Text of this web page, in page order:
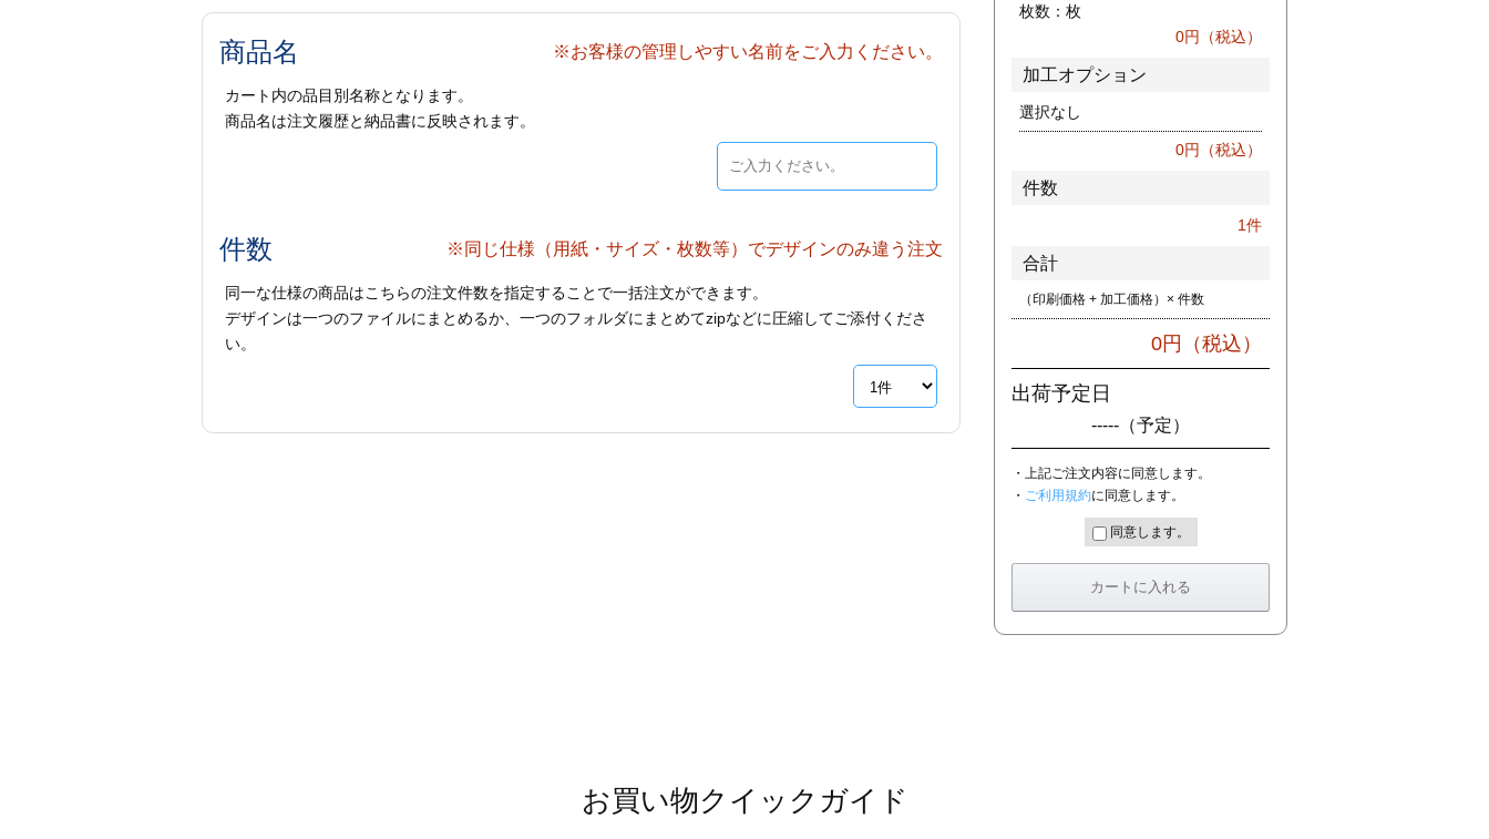
商品名 ※お客様の管理しやすい名前をご入力ください。
カート内の品目別名称となります。
商品名は注文履歴と納品書に反映されます。
件数 ※同じ仕様（用紙・サイズ・枚数等）でデザインのみ違う注文
同一な仕様の商品はこちらの注文件数を指定することで一括注文ができます。
デザインは一つのファイルにまとめるか、一つのフォルダにまとめてzipなどに圧縮してご添付くださ
い。
枚数： 枚
0円（税込）
加工オプション
選択なし
0円（税込）
件数
1件
合計
（印刷価格 + 加工価格）× 件数
0円（税込）
出荷予定日
----- （予定）
・上記ご注文内容に同意します。
・ ご利用規約に同意します。
同意します。
お買い物クイックガイド